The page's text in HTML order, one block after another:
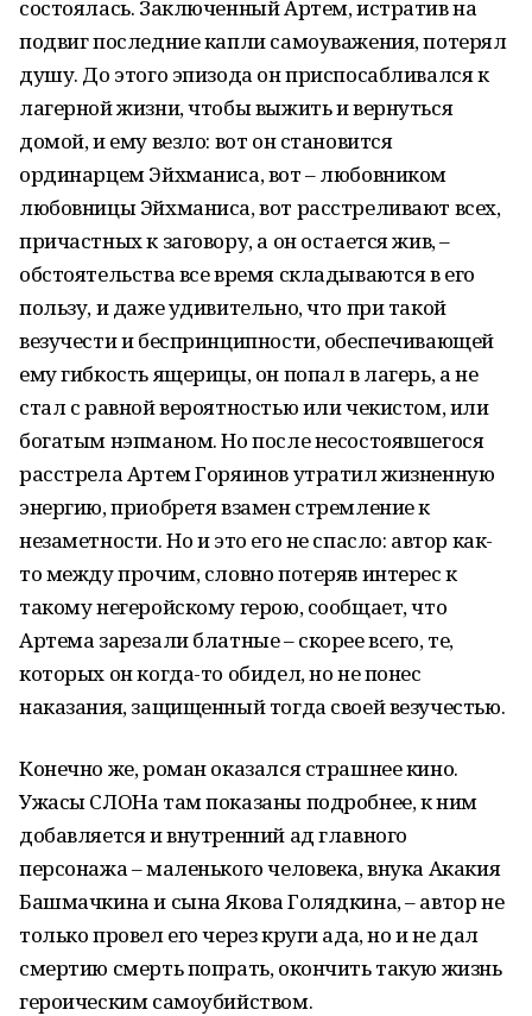
состоялась. Заключенный Артем, истратив на
подвиг последние капли самоуважения, потерял
душу. До этого эпизода он приспосабливался к
лагерной жизни, чтобы выжить и вернуться
домой, и ему везло: вот он становится
ординарцем Эйхманиса, вот – любовником
любовницы Эйхманиса, вот расстреливают всех,
причастных к заговору, а он остается жив, –
обстоятельства все время складываются в его
пользу, и даже удивительно, что при такой
везучести и беспринципности, обеспечивающей
ему гибкость ящерицы, он попал в лагерь, а не
стал с равной вероятностью или чекистом, или
богатым нэпманом. Но после несостоявшегося
расстрела Артем Горяинов утратил жизненную
энергию, приобретя взамен стремление к
незаметности. Но и это его не спасло: автор как-
то между прочим, словно потеряв интерес к
такому негеройскому герою, сообщает, что
Артема зарезали блатные – скорее всего, те,
которых он когда-то обидел, но не понес
наказания, защищенный тогда своей везучестью.
Конечно же, роман оказался страшнее кино.
Ужасы СЛОНа там показаны подробнее, к ним
добавляется и внутренний ад главного
персонажа – маленького человека, внука Акакия
Башмачкина и сына Якова Голядкина, – автор не
только провел его через круги ада, но и не дал
смертию смерть попрать, окончить такую жизнь
героическим самоубийством.